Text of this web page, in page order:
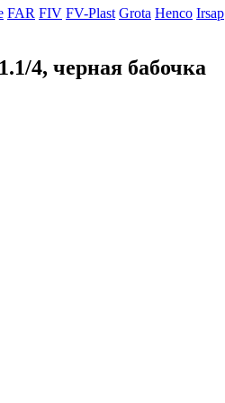
FAR FIV FV-Plast Grota Henco Irsap
4, черная бабочка